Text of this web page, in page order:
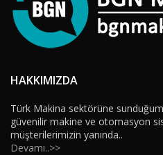
HAKKIMIZDA
Türk Makina sektörüne
güvenilir makine ve otomasyon
müşterilerimizin yanında..
Devamı..>>